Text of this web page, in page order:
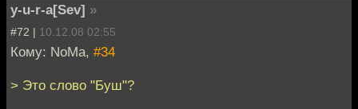
y-u-r-a[Sev] »
#72 | 10.12.08 02:55
Кому: NoMa, #34
> Это слово "Буш"?